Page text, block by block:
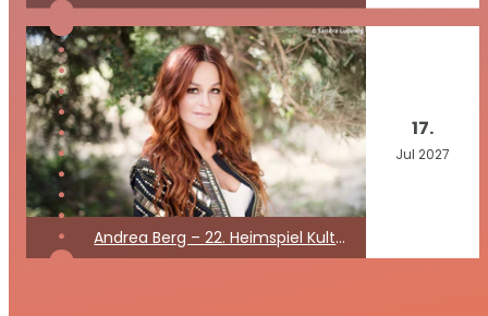
Andrea Berg – 22. Heimspiel Kult Open Air 2027
17.
Jul 2027